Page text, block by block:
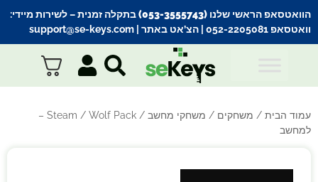
הוואטסאפ הראשי שלנו (053-3555743) בתקלה זמנית
– לשירות מיידי:
וואטסאפ 052-2205081
| הצ’אט באתר | support@se-keys.com
עמוד הבית / משחקים / משחקי מחשב /
Steam
/ Wolf Pack –
למחשב